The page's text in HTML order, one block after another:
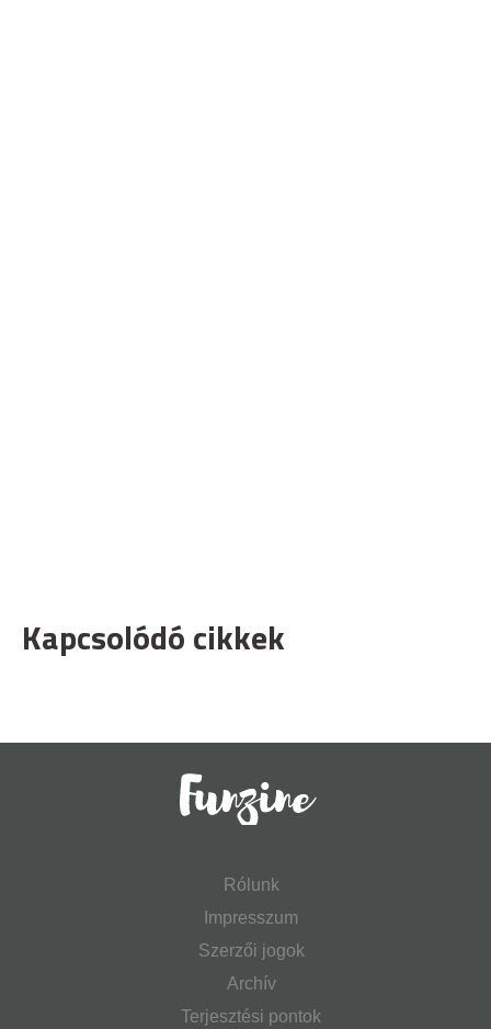
Kapcsolódó cikkek
Rólunk
Impresszum
Szerzői jogok
Archív
Terjesztési pontok